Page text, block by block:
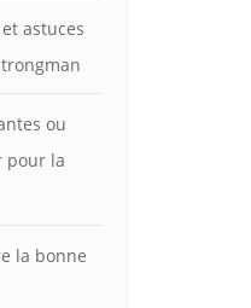
astuces
ou
pour la
la bonne